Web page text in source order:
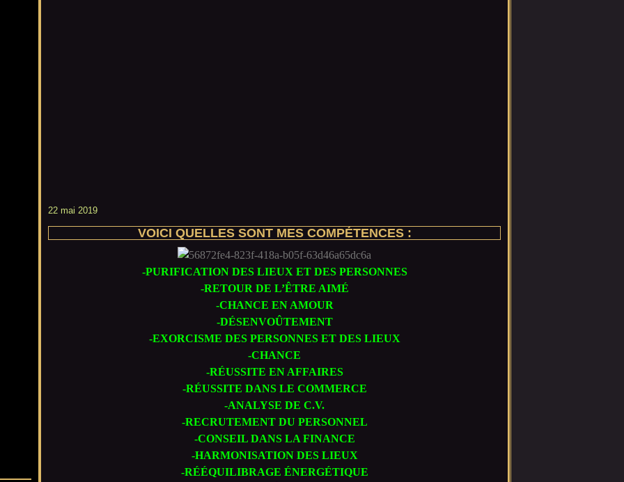
22 mai 2019
VOICI QUELLES SONT MES COMPÉTENCES :
-PURIFICATION DES LIEUX ET DES PERSONNES
-RETOUR DE L’ÊTRE AIMÉ
-CHANCE EN AMOUR
-DÉSENVOÛTEMENT
-EXORCISME DES PERSONNES ET DES LIEUX
-CHANCE
-RÉUSSITE EN AFFAIRES
-RÉUSSITE DANS LE COMMERCE
-ANALYSE DE C.V.
-RECRUTEMENT DU PERSONNEL
-CONSEIL DANS LA FINANCE
-HARMONISATION DES LIEUX
-RÉÉQUILIBRAGE ÉNERGÉTIQUE